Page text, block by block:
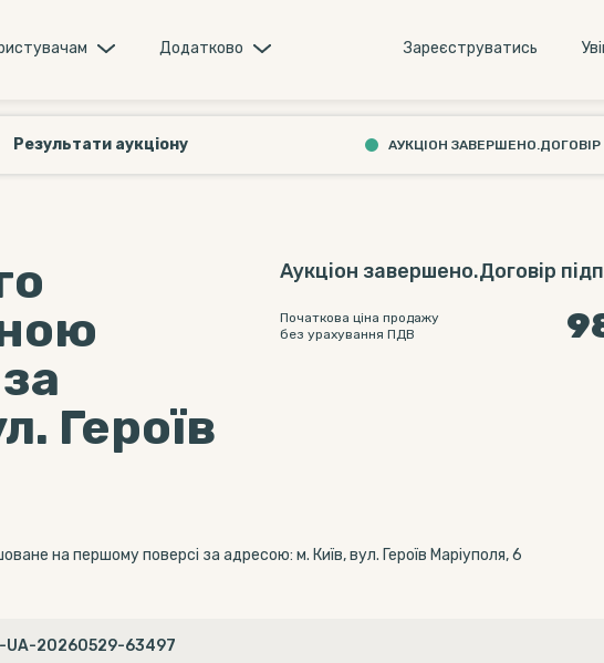
Додатково Зареєструватись
Результати аукціону АУКЦІОН
Героїв
Аукціон завершено.Договір
Початкова ціна продажу
без урахування ПДВ
на першому поверсі за адресою: м. Київ, вул. Героїв Маріуполя, 6
UA-20260529-63497